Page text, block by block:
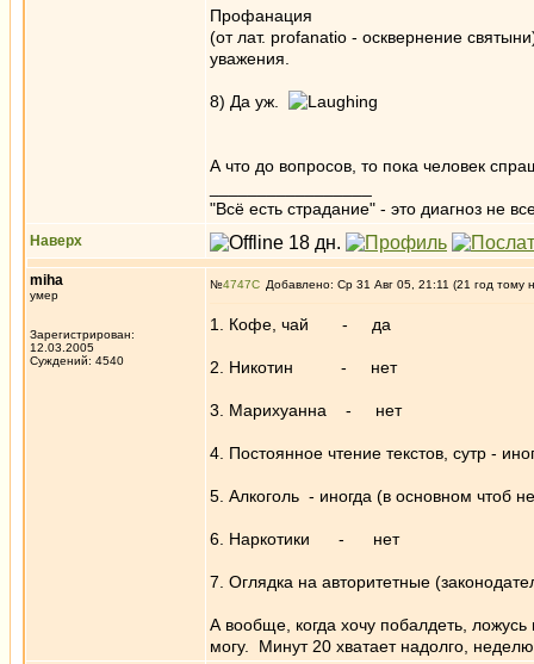
Профанация
(от лат. profanatio - осквернение
уважения.
8) Да уж.
А что до вопросов, то пока человек
"Всё есть страдание" - это диагноз не
Наверх
miha
умер
Зарегистрирован:
12.03.2005
Суждений: 4540
№4747 Добавлено: Ср 31 Авг 05, 21:11 (21 год тому
1. Кофе, чай - да
2. Никотин - нет
3. Марихуанна - нет
4. Постоянное чтение текстов, сутр -
5. Алкоголь - иногда (в основном чтоб
6. Наркотики - нет
7. Оглядка на авторитетные
А вообще, когда хочу побалдеть,
могу. Минут 20 хватает надолго,